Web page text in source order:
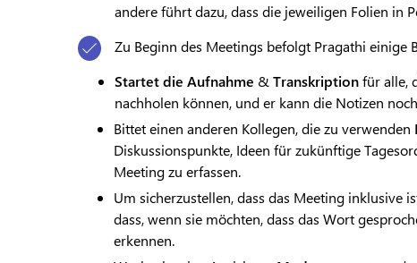
andere führt dazu, dass die jeweiligen Folien in
Zu Beginn des Meetings befolgt Pragathi einige
Startet die Aufnahme &Transkriptionfür alle,
nachholen können, und er kann die Notizen
Bittet einen anderen Kollegen, die zu verwenden
Diskussionspunkte, Ideen für zukünftige
Meeting zu erfassen.
Um sicherzustellen, dass das Meeting inklusive
dass, wenn sie möchten, dass das Wort
erkennen.